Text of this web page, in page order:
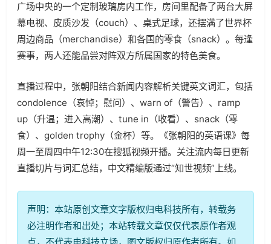
广场中央的一个定制玻璃房内工作，房间里配备了两台大屏
幕电视、皮质沙发（couch）、桌式足球，还摆满了世界杯
周边商品（merchandise）和各国的零食（snack）。每逢
赛事，两人还能品尝对阵双方所属国家的特色美食。
直播过程中，张朝阳结合新闻内容解析关键英文词汇，包括
condolence （哀悼；慰问）、 warn of （警告）、 ramp
up （升温；进入高潮）、 tune in （收看）、 snack （零
食）、 golden trophy （金杯）等。《张朝阳的英语课》每
周一至周四中午12:30在搜狐视频开播。关注流内每日更新
直播切片与词汇总结，中文精编版通过“知世视频”上线。
声明：本站原创文章文字版权归电科技所有，转载务
必注明作者和出处；本站转载文章仅仅代表原作者观